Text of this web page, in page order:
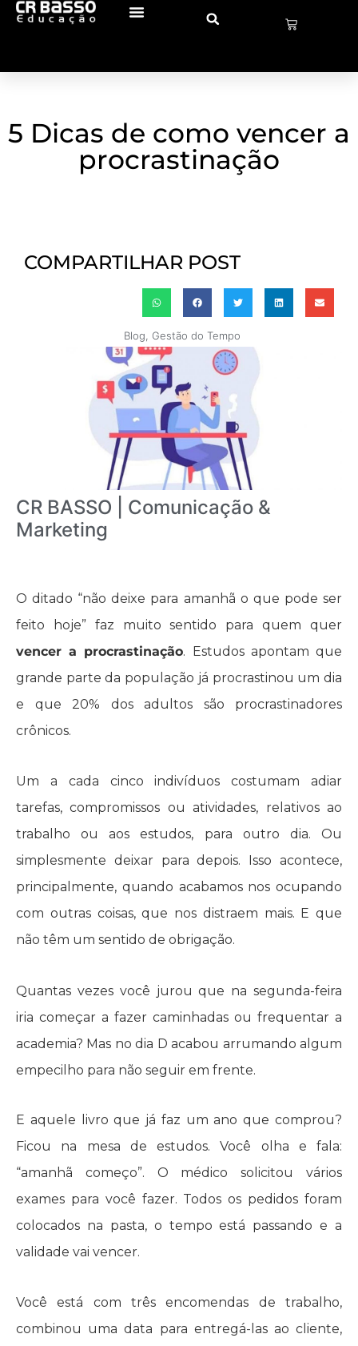
5 Dicas de como vencer a
procrastinação
COMPARTILHAR POST
Blog Gestão do Tempo
CR BASSO | Comunicação &
Marketing
O ditado “não deixe para amanhã o que pode ser
feito hoje” faz muito sentido para quem quer
vencer a procrastinação. Estudos apontam que
grande parte da população já procrastinou um dia
e que 20% dos adultos são procrastinadores
crônicos.
Um a cada cinco indivíduos costumam adiar
tarefas, compromissos ou atividades, relativos ao
trabalho ou aos estudos, para outro dia. Ou
simplesmente deixar para depois. Isso acontece,
principalmente, quando acabamos nos ocupando
com outras coisas, que nos distraem mais. E que
não têm um sentido de obrigação.
Quantas vezes você jurou que na segunda-feira
iria começar a fazer caminhadas ou frequentar a
academia? Mas no dia D acabou arrumando algum
empecilho para não seguir em frente.
E aquele livro que já faz um ano que comprou?
Ficou na mesa de estudos. Você olha e fala:
“amanhã começo”. O médico solicitou vários
exames para você fazer. Todos os pedidos foram
colocados na pasta, o tempo está passando e a
validade vai vencer.
Você está com três encomendas de trabalho,
combinou uma data para entregá-las ao cliente,